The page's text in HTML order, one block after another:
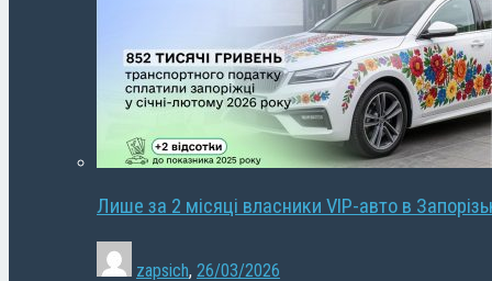
Лише за 2 місяці власники VIP-авто в
zapsich, 26/03/2026